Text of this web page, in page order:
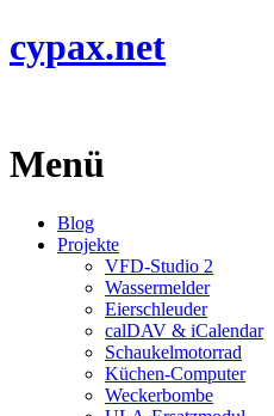
cypax.net
Menü
Blog
Projekte
VFD-Studio 2
Wassermelder
Eierschleuder
calDAV & iCalendar
Schaukelmotorrad
Küchen-Computer
Weckerbombe